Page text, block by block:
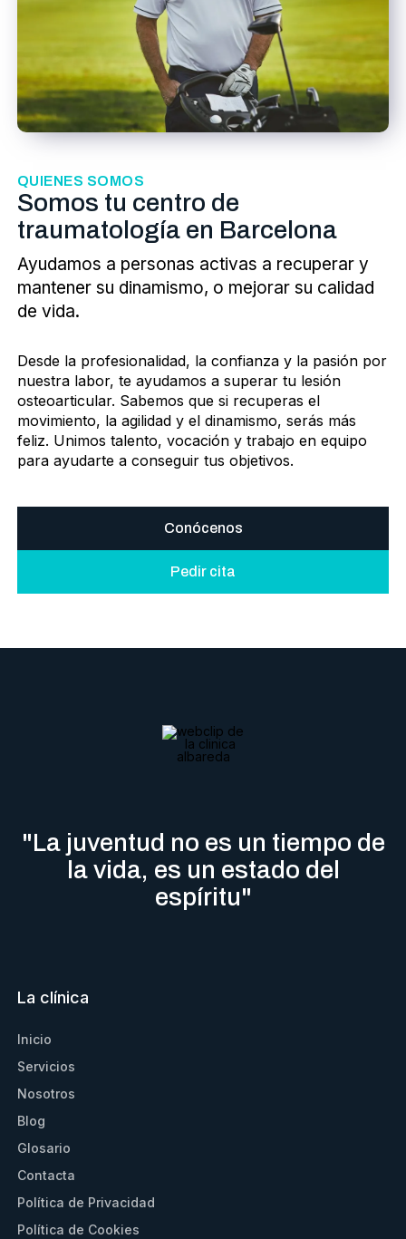
QUIENES SOMOS
Somos tu centro de
traumatología en Barcelona
Ayudamos a personas activas a recuperar y
mantener su dinamismo, o mejorar su calidad
de vida.
Desde la profesionalidad, la confianza y la pasión por
nuestra labor, te ayudamos a superar tu lesión
osteoarticular. Sabemos que si recuperas el
movimiento, la agilidad y el dinamismo, serás más
feliz. Unimos talento, vocación y trabajo en equipo
para ayudarte a conseguir tus objetivos.
Conócenos
Pedir cita
"La juventud no es un tiempo de
la vida, es un estado del
espíritu"
La clínica
Inicio
Servicios
Nosotros
Blog
Glosario
Contacta
Política de Privacidad
Política de Cookies